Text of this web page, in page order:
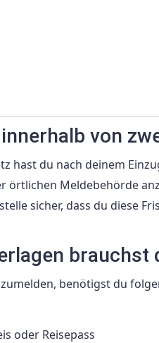
von
hast du nach deinem
örtlichen Meldebehörde
sicher, dass du diese
brauchst
benötigst du
oder Reisepass